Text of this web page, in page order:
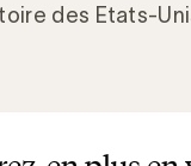
des Etats-